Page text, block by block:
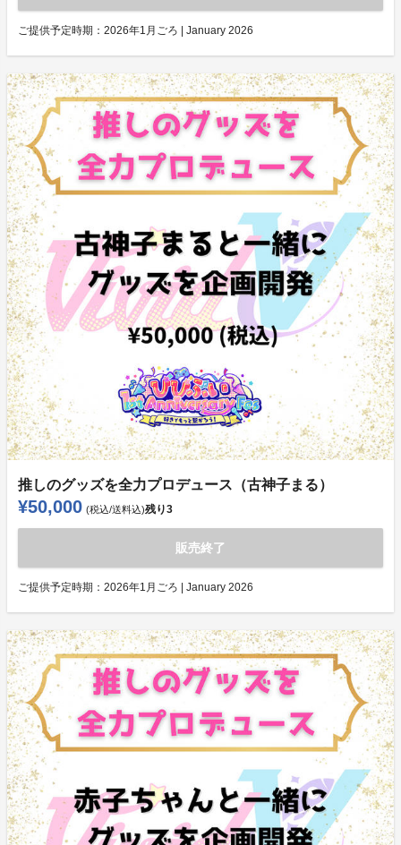
ご提供予定時期： 2026年1月ごろ | January 2026
推しのグッズを全力プロデュース（古神子まる）
¥50,000 (税込/送料込)残り3
販売終了
ご提供予定時期： 2026年1月ごろ | January 2026